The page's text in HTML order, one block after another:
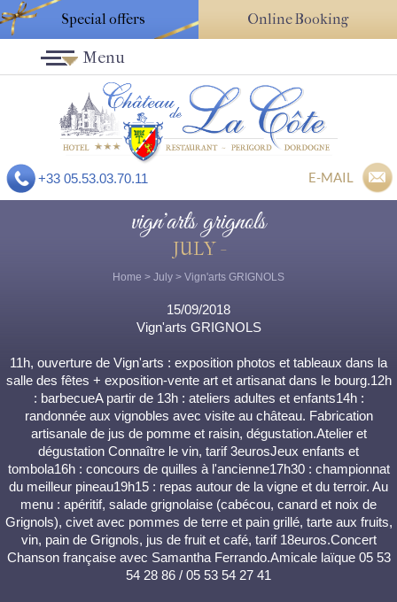
Special offers Online Booking
+33 05.53.03.70.11 E-MAIL
Menu
vign'arts grignols
JULY -
Home > July > Vign'arts GRIGNOLS
15/09/2018
Vign'arts GRIGNOLS
11h, ouverture de Vign'arts : exposition photos et tableaux dans la
salle des fêtes + exposition-vente art et artisanat dans le bourg.12h
: barbecueA partir de 13h : ateliers adultes et enfants14h :
randonnée aux vignobles avec visite au château. Fabrication
artisanale de jus de pomme et raisin, dégustation.Atelier et
dégustation Connaître le vin, tarif 3eurosJeux enfants et
tombola16h : concours de quilles à l'ancienne17h30 : championnat
du meilleur pineau19h15 : repas autour de la vigne et du terroir. Au
menu : apéritif, salade grignolaise (cabécou, canard et noix de
Grignols), civet avec pommes de terre et pain grillé, tarte aux fruits,
vin, pain de Grignols, jus de fruit et café, tarif 18euros.Concert
Chanson française avec Samantha Ferrando.Amicale laïque 05 53
54 28 86 / 05 53 54 27 41